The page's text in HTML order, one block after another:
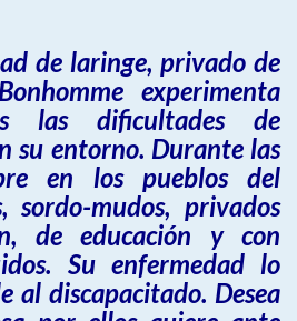
de laringe, privado de
experimenta
las dificultades de
su entorno. Durante las
en los pueblos del
sordo-mudos, privados
de educación y con
Su enfermedad lo
al discapacitado. Desea